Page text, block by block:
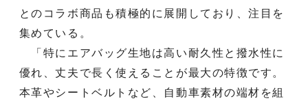
とのコラボ商品も積極的に展開しており、注目を
集めている。
「特にエアバッグ生地は高い耐久性と撥水性に
優れ、丈夫で長く使えることが最大の特徴です。
本革やシートベルトなど、自動車素材の端材を組